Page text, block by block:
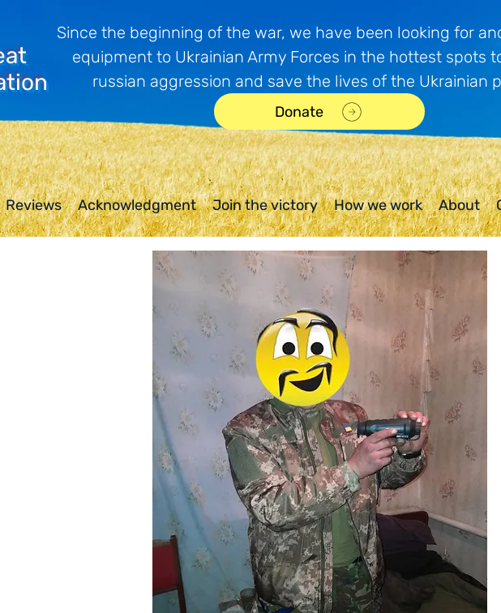
Since the beginning of the war, we have been looking for
equipment to Ukrainian Army Forces in the hottest spots
russian aggression and save the lives of the Ukrainian
Donate
Reviews Acknowledgment Join the victory How we work About